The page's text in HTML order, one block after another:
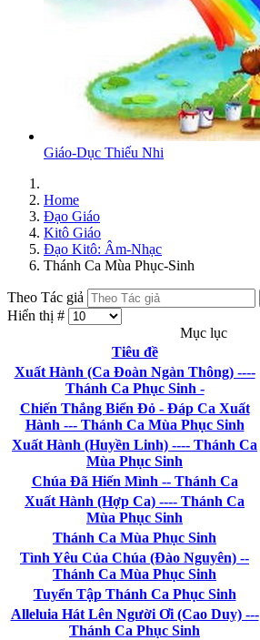
Giáo-Dục Thiếu Nhi
Home
Đạo Giáo
Kitô Giáo
Đạo Kitô: Âm-Nhạc
Thánh Ca Mùa Phục-Sinh
Theo Tác giả
Hiển thị #
Mục lục
Tiêu đề
Xuất Hành (Ca Đoàn Ngàn Thông) ----
Thánh Ca Phục Sinh -
Chiến Thắng Biển Đỏ - Đáp Ca Xuất
Hành --- Thánh Ca Mùa Phục Sinh
Xuất Hành (Huyền Linh) ---- Thánh Ca
Mùa Phục Sinh
Chúa Đã Hiến Mình -- Thánh Ca
Xuất Hành (Hợp Ca) ---- Thánh Ca
Mùa Phục Sinh
Thánh Ca Mùa Phục Sinh
Tình Yêu Của Chúa (Đào Nguyên) --
Thánh Ca Mùa Phục Sinh
Tuyển Tập Thánh Ca Phục Sinh
Alleluia Hát Lên Người Ơi (Cao Duy) ---
Thánh Ca Phục Sinh